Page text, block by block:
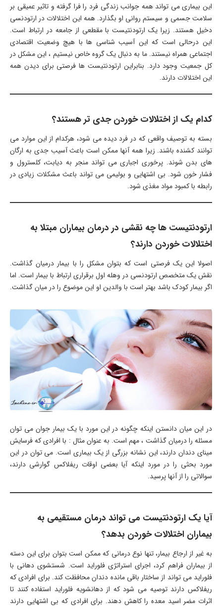
این بیماری می تواند همه جوانب زندگی فرد را فرا گرفته و تاثیر عمیقی بر
سلامت جسمی و سیستم روانی او بگذارد. همه این اختلالات در ارتودنسی
دخیل هستند. زیرا یک ارتودنتیست با مقطعی از جامعه در ارتباط است.
این درحالی است که این آسیب شناسی ها با هیچ وضعیت اقتصادی
اجتماعی همراه نیستند. ما به دنبال یک گروه خاص نیستیم ، این مشکل در
کل جمعیت وجود دارد. بنابراین ارتودنتیست ها فرصتی برای دیدن همه
این اختلالات دارند.
کدام یک از اختلالات خوردن جدی تر هستند؟
بسته به توصیف واقعی که در فرد دیده می شود، هرکدام از این موارد می
توانند کشنده باشند. زیرا همه آنها ممکن است باعث آسیب جدی به ارگان
های بدن شوند. پرخوری اجباری می تواند منجر به دیابت، کلسترول و
فشار خون شود. بی اشتهایی و بولیمی می تواند باعث مشکلات زیادی در
رابطه با کمبود مواد مغذی شود.
ارتودنتیست ها چه نقشی در درمان بیماران مبتلا به
اختلالات خوردن دارند؟
اصولا این یک فرصتی است که بتوان مشکل را با بیمار درمیان گذاشت.
نقش یک متخصص ارتودنسی در وهله اول برقراری ارتباط با بیمار است. اما
اگر بیمار کودک باشد بهتر است با والدین او این موضوع را در میان گذاشت.
در این میان دانستن اینکه چگونه در این مورد با یک بیمار جوان می توان
مسئله را درمیان گذاشت ، مهم است. به عنوان مثال : با افرادی که فرسایش
مینای دندان دارند، این نشانه بزرگی از یک بیماری است. می توان در این
مورد بحثی را در مورد اینکه آیا بعضی اوقات ریفلاکس گوارشی دارند،
سوالاتی را از آنها پرسید.
آیا یک ارتودنتیست می تواند درمان مستقیمی به
بیماران اختلالات خوردن بدهد؟
به غیر از ارجاع بیمار، تنها نوع درمانی که ممکن است بتوان برای این دسته
از بیماران فراهم کرد، اجرای استراتژی فلوراید است. شستشوی دهانی با
فلوراید می تواند از ساختار باقی مانده دندان محافظت کند. برای افرادی که
ریفلاکس دارند توصیه می شود که از دهانشویه فلوراید استفاده کنند تا
اثرات مضر اسید معده را کاهش دهند. برای افرادی که بی اشتهایی دارند